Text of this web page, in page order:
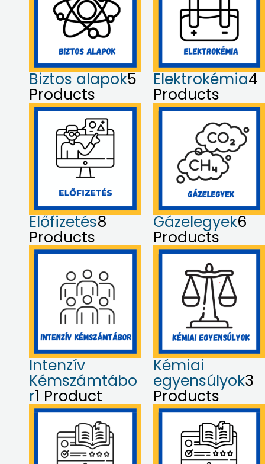
Biztos alapok5
Products
Elektrokémia4
Products
Előfizetés8
Products
Gázelegyek6
Products
Intenzív
Kémszámtábo
r1 Product
Kémiai
egyensúlyok3
Products